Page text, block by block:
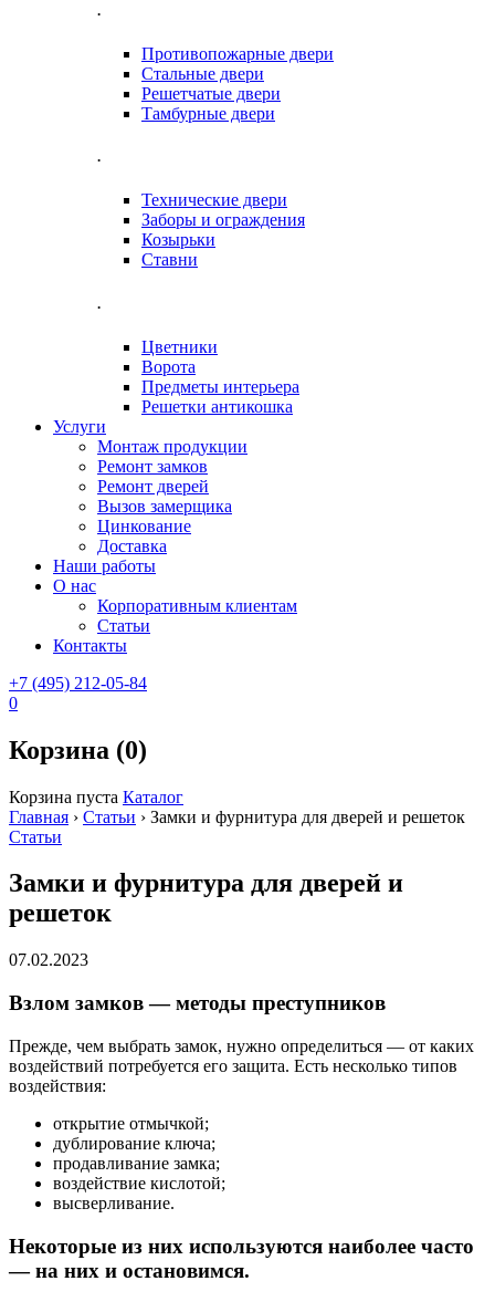
.
Противопожарные двери
Стальные двери
Решетчатые двери
Тамбурные двери
.
Технические двери
Заборы и ограждения
Козырьки
Ставни
.
Цветники
Ворота
Предметы интерьера
Решетки антикошка
Услуги
Монтаж продукции
Ремонт замков
Ремонт дверей
Вызов замерщика
Цинкование
Доставка
Наши работы
О нас
Корпоративным клиентам
Статьи
Контакты
+7 (495) 212-05-84
0
Корзина (0)
Корзина пуста Каталог
Главная › Статьи › Замки и фурнитура для дверей и решеток
Статьи
Замки и фурнитура для дверей и
решеток
07.02.2023
Взлом замков — методы преступников
Прежде, чем выбрать замок, нужно определиться — от каких
воздействий потребуется его защита. Есть несколько типов
воздействия:
открытие отмычкой;
дублирование ключа;
продавливание замка;
воздействие кислотой;
высверливание.
Некоторые из них используются наиболее часто
— на них и остановимся.